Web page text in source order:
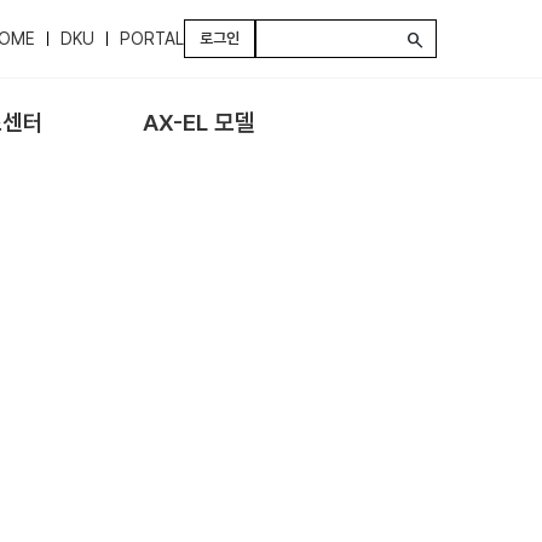
DKU PORTAL 로그인 search
터 AX-EL 모델